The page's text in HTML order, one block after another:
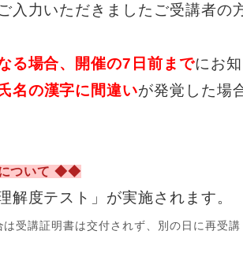
入力いただきましたご受講者の
る場合、開催の7日前までにお
名の漢字に間違いが発覚した場
ついて ◆◆
解度テスト」が実施されます。
受講証明書は交付されず、別の日に再受講